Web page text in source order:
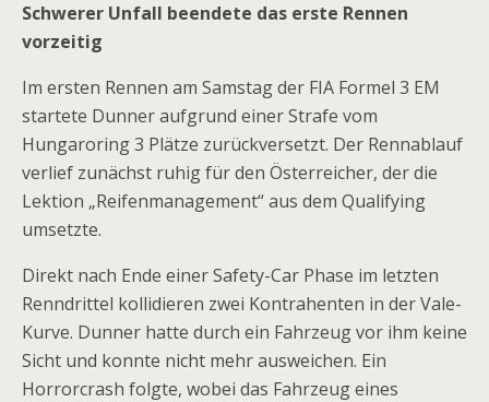
Schwerer Unfall beendete das erste Rennen
vorzeitig
Im ersten Rennen am Samstag der FIA Formel 3 EM
startete Dunner aufgrund einer Strafe vom
Hungaroring 3 Plätze zurückversetzt. Der Rennablauf
verlief zunächst ruhig für den Österreicher, der die
Lektion „Reifenmanagement“ aus dem Qualifying
umsetzte.
Direkt nach Ende einer Safety-Car Phase im letzten
Renndrittel kollidieren zwei Kontrahenten in der Vale-
Kurve. Dunner hatte durch ein Fahrzeug vor ihm keine
Sicht und konnte nicht mehr ausweichen. Ein
Horrorcrash folgte, wobei das Fahrzeug eines